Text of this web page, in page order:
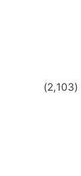
(2,103)